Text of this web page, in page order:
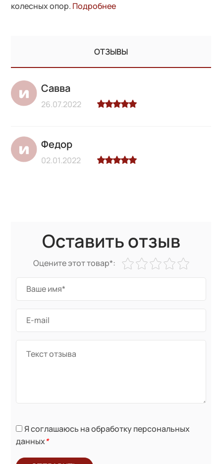
колесных опор. Подробнее
ОТЗЫВЫ
Савва
26.07.2022
Федор
02.01.2022
Оставить отзыв
Оцените этот товар*:
Я соглашаюсь на обработку персональных
данных*